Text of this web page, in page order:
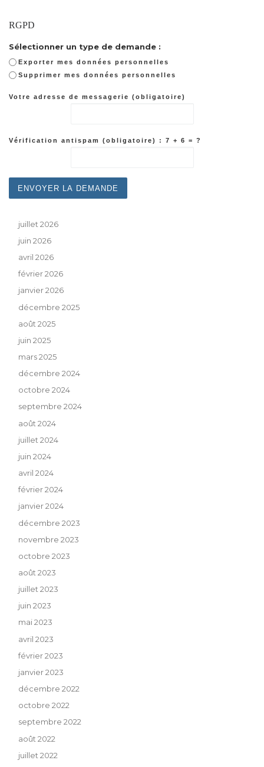
RGPD
Sélectionner un type de demande :
Exporter mes données personnelles
Supprimer mes données personnelles
Votre adresse de messagerie (obligatoire)
Vérification antispam (obligatoire) : 7 + 6 = ?
juillet 2026
juin 2026
avril 2026
février 2026
janvier 2026
décembre 2025
août 2025
juin 2025
mars 2025
décembre 2024
octobre 2024
septembre 2024
août 2024
juillet 2024
juin 2024
avril 2024
février 2024
janvier 2024
décembre 2023
novembre 2023
octobre 2023
août 2023
juillet 2023
juin 2023
mai 2023
avril 2023
février 2023
janvier 2023
décembre 2022
octobre 2022
septembre 2022
août 2022
juillet 2022